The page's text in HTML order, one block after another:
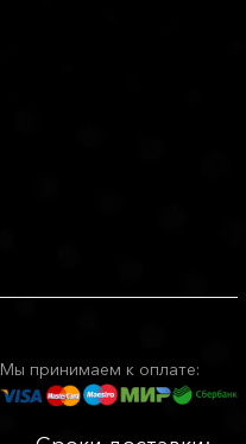
Мы принимаем к оплате: